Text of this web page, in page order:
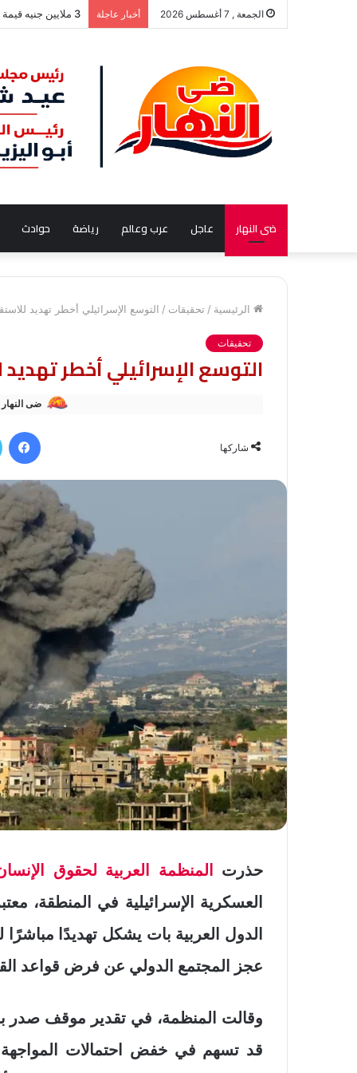
الجمعة , 7 أغسطس 2026 أخبار عاجلة رئيس مجلس
ضى النهار عاجل عرب وعالم رياضة حوادث
الرئيسية / تحقيقات / التوسع الإسرائيلي أخطر تهديد
تحقيقات
التوسع الإسرائيلي أخطر
ضى النهار
شاركها
حذرت
المنظمة العربية لحقوق
العسكرية الإسرائيلية في المنطقة،
الدول العربية بات يشكل تهديدًا
عجز المجتمع الدولي عن فرض قواعد
وقالت المنظمة، في تقدير موقف صدر
قد تسهم في خفض احتمالات المواجهة